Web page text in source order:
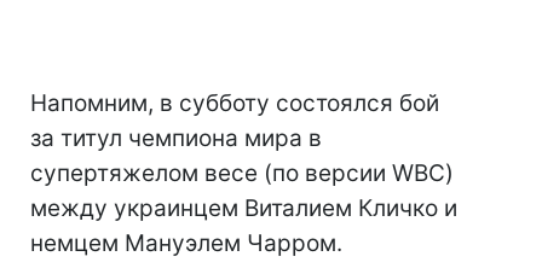
Напомним, в субботу состоялся бой
за титул чемпиона мира в
супертяжелом весе (по версии WBC)
между украинцем Виталием Кличко и
немцем Мануэлем Чарром.